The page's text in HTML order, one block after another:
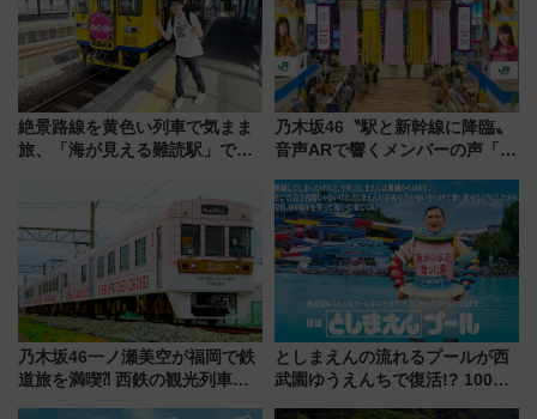
絶景路線を黄色い列車で気まま
旅、「海が見える難読駅」で幸
「新・鉄道ひとり旅」279回目
の舞台は「島原鉄道」
乃木坂46〝駅と新幹線に降臨〟
音声ARで響くメンバーの声「真
乃木坂46一ノ瀬美空が福岡で鉄
道旅を満喫⁈ 西鉄の観光列車
としまえんの流れるプールが西
武園ゆうえんちで復活!? 100周